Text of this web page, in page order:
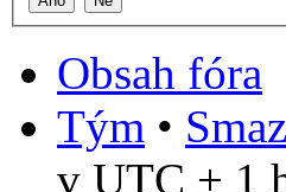
Obsah fóra
Tým •
v UTC + 1